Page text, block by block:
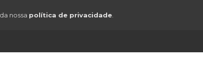
nossa política de privacidade